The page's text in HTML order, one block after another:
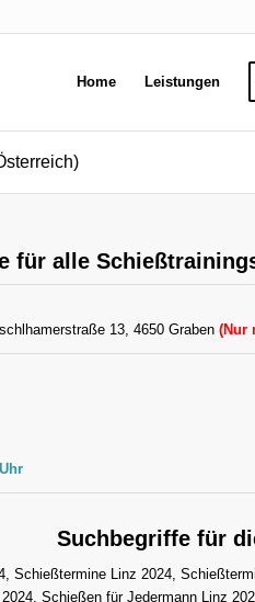
Home Leistungen
für alle
13, 4650 Graben (Nur
Suchbegriffe für
Schießtermine Linz 2024,
Schießen für Jedermann Linz